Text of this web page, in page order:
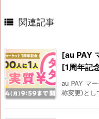
 関連記事
[au PAY
[1周年記
au PAY マ
称変更)とし